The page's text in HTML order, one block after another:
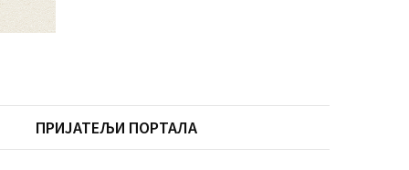
ПРИЈАТЕЉИ ПОРТАЛА